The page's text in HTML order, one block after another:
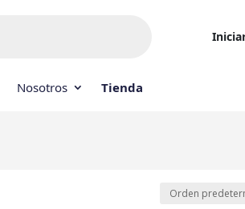
Nosotros Tienda